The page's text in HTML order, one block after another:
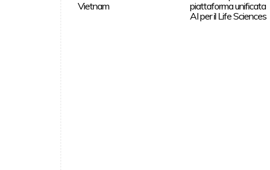
Vietnam
piattaforma unificata
AI per il Life Sciences